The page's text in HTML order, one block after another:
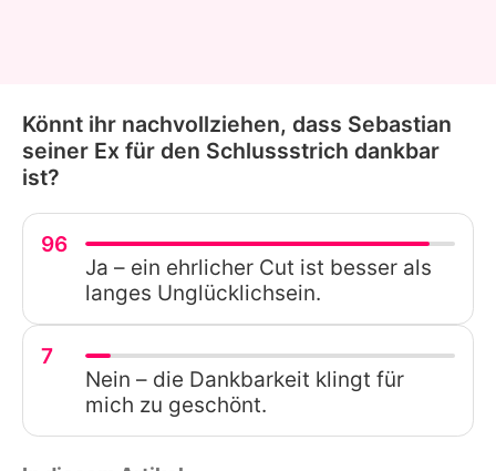
Könnt ihr nachvollziehen, dass Sebastian
seiner Ex für den Schlussstrich dankbar
ist?
96
Ja – ein ehrlicher Cut ist besser als
langes Unglücklichsein.
7
Nein – die Dankbarkeit klingt für
mich zu geschönt.